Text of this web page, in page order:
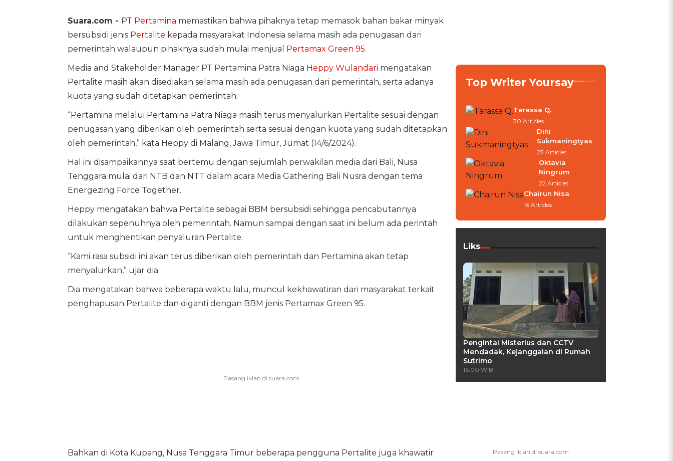
Suara.com - PT Pertamina memastikan bahwa pihaknya tetap memasok bahan bakar minyak
bersubsidi jenis Pertalite kepada masyarakat Indonesia selama masih ada penugasan dari
pemerintah walaupun pihaknya sudah mulai menjual Pertamax Green 95.
Media and Stakeholder Manager PT Pertamina Patra Niaga Heppy Wulandari mengatakan
Pertalite masih akan disediakan selama masih ada penugasan dari pemerintah, serta adanya
kuota yang sudah ditetapkan pemerintah.
“Pertamina melalui Pertamina Patra Niaga masih terus menyalurkan Pertalite sesuai dengan
penugasan yang diberikan oleh pemerintah serta sesuai dengan kuota yang sudah ditetapkan
oleh pemerintah,” kata Heppy di Malang, Jawa Timur, Jumat (14/6/2024).
Hal ini disampaikannya saat bertemu dengan sejumlah perwakilan media dari Bali, Nusa
Tenggara mulai dari NTB dan NTT dalam acara Media Gathering Bali Nusra dengan tema
Energezing Force Together.
Heppy mengatakan bahwa Pertalite sebagai BBM bersubsidi sehingga pencabutannya
dilakukan sepenuhnya oleh pemerintah. Namun sampai dengan saat ini belum ada perintah
untuk menghentikan penyaluran Pertalite.
“Kami rasa subsidi ini akan terus diberikan oleh pemerintah dan Pertamina akan tetap
menyalurkan,” ujar dia.
Dia mengatakan bahwa beberapa waktu lalu, muncul kekhawatiran dari masyarakat terkait
penghapusan Pertalite dan diganti dengan BBM jenis Pertamax Green 95.
Bahkan di Kota Kupang, Nusa Tenggara Timur beberapa pengguna Pertalite juga khawatir
Top Writer Yoursay
Tarassa Q.
30 Articles
Dini
Sukmaningtyas
23 Articles
Oktavia
Ningrum
22 Articles
Chairun Nisa
16 Articles
Liks
Pengintai Misterius dan CCTV
Mendadak, Kejanggalan di Rumah
Sutrimo
16:00 WIB